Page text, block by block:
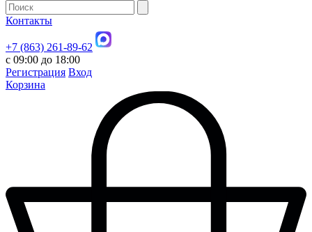
Контакты
+7 (863) 261-89-62
с 09:00 до 18:00
Регистрация Вход
Корзина